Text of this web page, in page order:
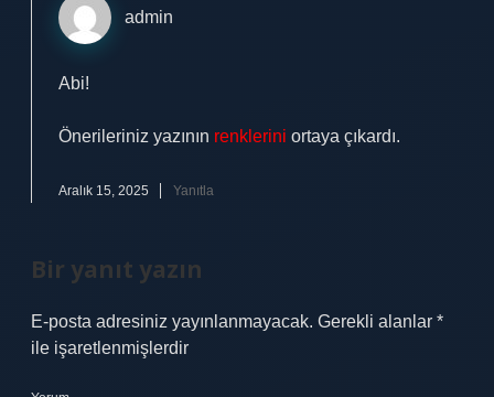
admin
Abi!
Önerileriniz yazının renklerini ortaya çıkardı.
Aralık 15, 2025 Yanıtla
Bir yanıt yazın
E-posta adresiniz yayınlanmayacak. Gerekli alanlar *
ile işaretlenmişlerdir